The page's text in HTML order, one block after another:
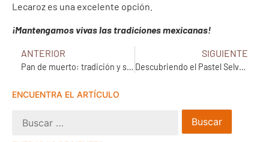
Lecaroz es una excelente opción.
¡Mantengamos vivas las tradiciones mexicanas!
ANTERIOR
Pan de muerto: tradición y sabor que honra la vida
SIGUIENTE
Descubriendo el Pastel Selva Negra
ENCUENTRA EL ARTÍCULO